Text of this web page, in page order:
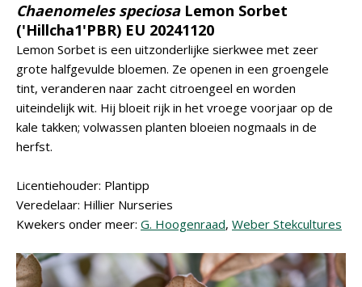
Chaenomeles speciosaLemon Sorbet
('Hillcha1'PBR) EU 20241120
Lemon Sorbet is een uitzonderlijke sierkwee met zeer
grote halfgevulde bloemen. Ze openen in een groengele
tint, veranderen naar zacht citroengeel en worden
uiteindelijk wit. Hij bloeit rijk in het vroege voorjaar op de
kale takken; volwassen planten bloeien nogmaals in de
herfst.
Licentiehouder: Plantipp
Veredelaar: Hillier Nurseries
Kwekers onder meer: G. Hoogenraad, Weber Stekcultures